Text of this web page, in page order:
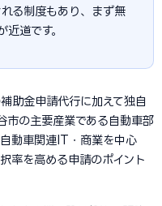
る制度もあり、まず無
道です。
助金申請代行に加えて独自
市の主要産業である自動車部
動車関連IT・商業を中心
率を高める申請のポイント